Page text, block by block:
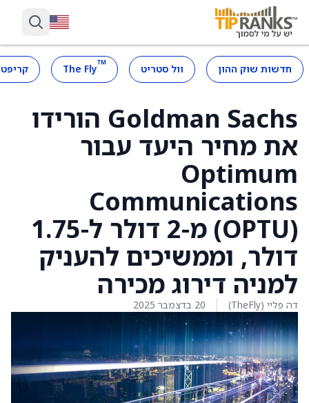
חדשות שוק ההון וול סטריט ™
The Fly
Goldman Sachs הורידו
את מחיר היעד עבור
Optimum
Communications
‏(OPTU) מ-2 דולר ל-1.75
דולר, וממשיכים להעניק
למניה דירוג מכירה
דה פליי (TheFly) 20 בדצמבר 2025